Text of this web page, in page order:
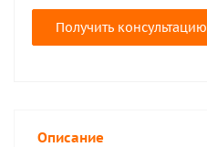
Получить консультацию
Описание